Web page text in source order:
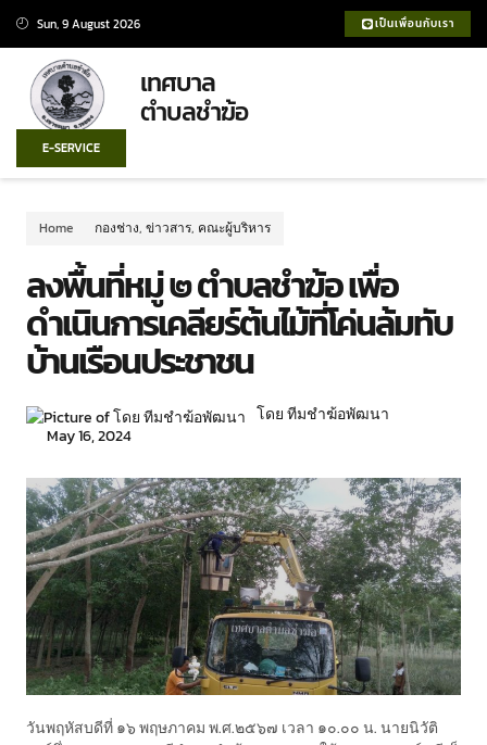
Sun, 9 August 2026 เป็นเพื่อนกับเรา
เทศบาล
ตำบลชำฆ้อ
E-SERVICE
Home กองช่าง, ข่าวสาร, คณะผู้บริหาร
ลงพื้นที่หมู่ ๒ ตำบลชำฆ้อ เพื่อ
ดำเนินการเคลียร์ต้นไม้ที่โค่นล้มทับ
บ้านเรือนประชาชน
โดย ทีมชำฆ้อพัฒนา
May 16, 2024
วันพฤหัสบดีที่ ๑๖ พฤษภาคม พ.ศ.๒๕๖๗ เวลา ๑๐.๐๐ น. นายนิวัติ